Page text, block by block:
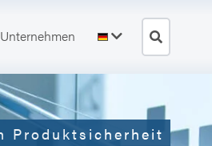
Unternehmen
Produktsicherheit